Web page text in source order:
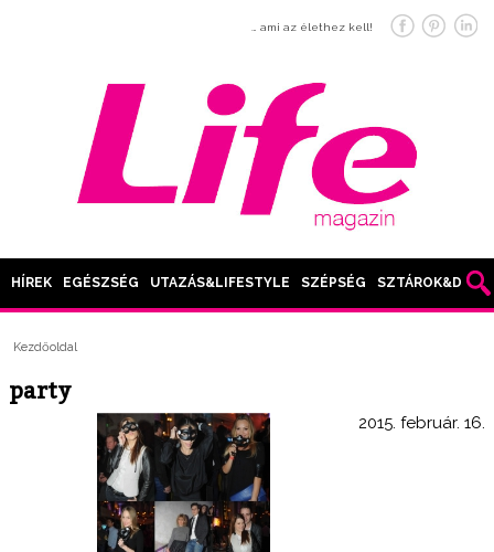
… ami az élethez kell!
HÍREK EGÉSZSÉG UTAZÁS&LIFESTYLE SZÉPSÉG SZTÁROK&DIVAT
Kezdőoldal
party
2015. február. 16.